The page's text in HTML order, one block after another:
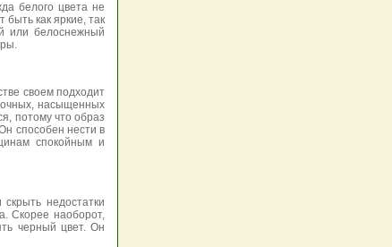
белого цвета не
быть как яркие, так
или белоснежный
своем подходит
насыщенных
потому что образ
способен нести в
спокойным и
недостатки
Скорее наоборот,
черный цвет. Он